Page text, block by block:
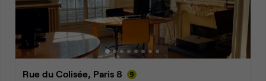
Rue du Colisée, Paris 8